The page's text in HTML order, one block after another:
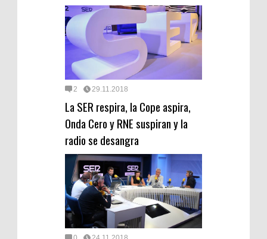
2 29.11.2018
La SER respira, la Cope aspira,
Onda Cero y RNE suspiran y la
radio se desangra